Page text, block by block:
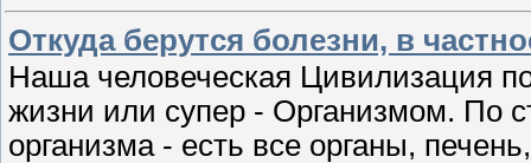
Откуда берутся болезни, в
Наша человеческая Цивилизация
жизни или супер - Организмом. По
организма - есть все органы,